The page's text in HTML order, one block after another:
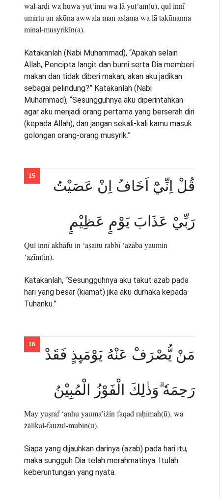
wal-arḍi wa huwa yuṭ‘imu wa lā yuṭ‘am(u), qul innī
umirtu an akūna awwala man aslama wa lā takūnanna
minal-musyrikīn(a).
Katakanlah (Nabi Muhammad), “Apakah selain
Allah, Pencipta langit dan bumi serta Dia memberi
makan dan tidak diberi makan, akan aku jadikan
sebagai pelindung?” Katakanlah (Nabi
Muhammad), “Sesungguhnya aku diperintahkan
agar aku menjadi orang pertama yang berserah diri
(kepada Allah), dan jangan sekali-kali kamu masuk
golongan orang-orang musyrik.”
قُلْ اِنِّيْٓ اَخَافُ اِنْ عَصَيْتُ
رَبِّيْ عَذَابَ يَوْمٍ عَظِيْمٍ
Qul innī akhāfu in ‘aṣaitu rabbī ‘ażāba yaumin
‘aẓīm(in).
Katakanlah, “Sesungguhnya aku takut azab pada
hari yang besar (kiamat) jika aku durhaka kepada
Tuhanku.”
مَنْ يُّصْرَفْ عَنْهُ يَوْمَىِٕذٍ فَقَدْ
رَحِمَهٗ ۗوَذٰلِكَ الْفَوْزُ الْمُبِيْنُ
May yuṣraf ‘anhu yauma’iżin faqad raḥimah(ū), wa
żālikal-fauzul-mubīn(u).
Siapa yang dijauhkan darinya (azab) pada hari itu,
maka sungguh Dia telah merahmatinya. Itulah
keberuntungan yang nyata.